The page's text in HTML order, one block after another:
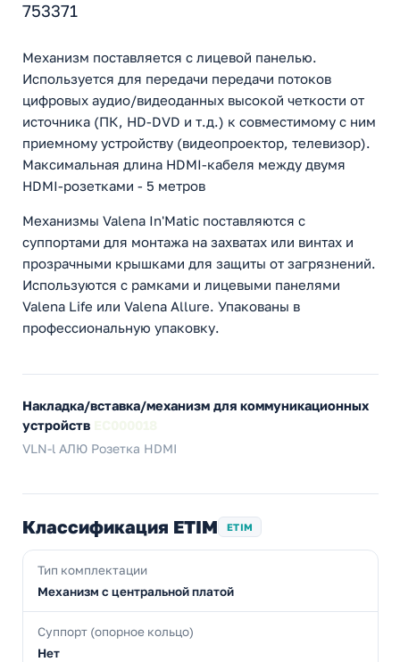
753371
Механизм поставляется с лицевой панелью.
Используется для передачи передачи потоков
цифровых аудио/видеоданных высокой четкости от
источника (ПК, HD-DVD и т.д.) к совместимому с ним
приемному устройству (видеопроектор, телевизор).
Максимальная длина HDMI-кабеля между двумя
HDMI-розетками - 5 метров
Механизмы Valena In'Matic поставляются с
суппортами для монтажа на захватах или винтах и
прозрачными крышками для защиты от загрязнений.
Используются с рамками и лицевыми панелями
Valena Life или Valena Allure. Упакованы в
профессиональную упаковку.
Накладка/вставка/механизм для коммуникационных
устройств
VLN-l АЛЮ Розетка HDMI
Классификация ETIM ETIM
Тип комплектации
Механизм с центральной платой
Суппорт (опорное кольцо)
Нет